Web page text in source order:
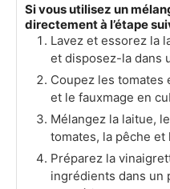
Si vous utilisez un
directement à l’étape
Lavez et essorez la
et disposez-la dans
Coupez les tomates
et le fauxmage en
Mélangez la laitue,
tomates, la pêche et
Préparez la
ingrédients dans un